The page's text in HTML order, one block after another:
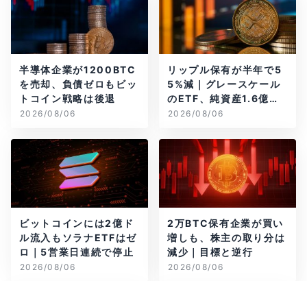
半導体企業が1200BTC
を売却、負債ゼロもビッ
トコイン戦略は後退
2026/08/06
リップル保有が半年で5
5%減｜グレースケール
のETF、純資産1.6億ド
ル減
2026/08/06
ビットコインには2億ド
ル流入もソラナETFはゼ
ロ｜5営業日連続で停止
2026/08/06
2万BTC保有企業が買い
増しも、株主の取り分は
減少｜目標と逆行
2026/08/06